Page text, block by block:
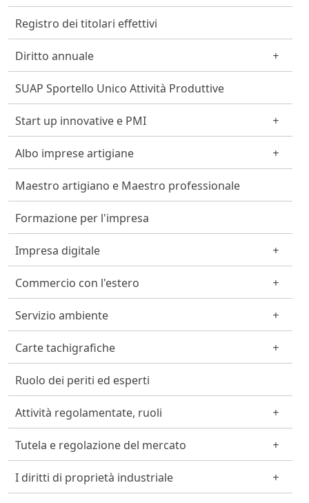
Registro dei titolari effettivi
Diritto annuale
SUAP Sportello Unico Attività Produttive
Start up innovative e PMI
Albo imprese artigiane
Maestro artigiano e Maestro professionale
Formazione per l'impresa
Impresa digitale
Commercio con l'estero
Servizio ambiente
Carte tachigrafiche
Ruolo dei periti ed esperti
Attività regolamentate, ruoli
Tutela e regolazione del mercato
I diritti di proprietà industriale